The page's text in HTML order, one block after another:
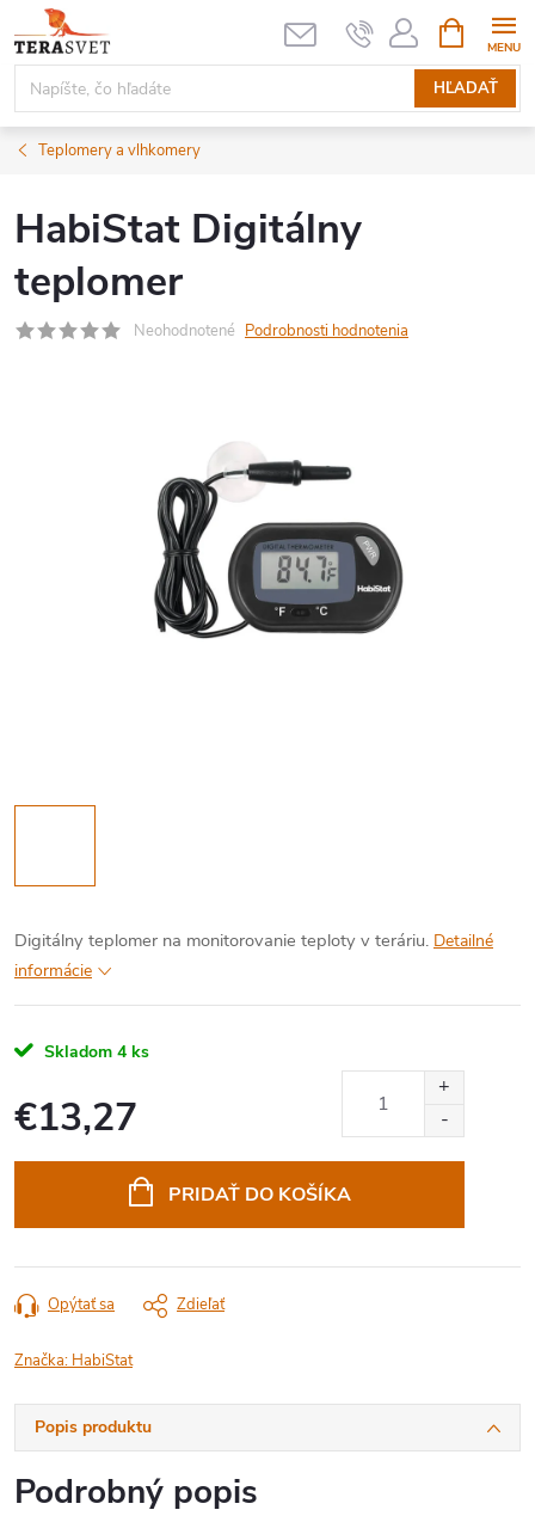
na
obsah
HĽADAŤ
KOŠÍK
Teplomery a vlhkomery
HabiStat Digitálny
teplomer
Neohodnotené Podrobnosti hodnotenia
Digitálny teplomer na monitorovanie teploty v teráriu. Detailné
informácie
Skladom 4 ks
€13,27
PRIDAŤ DO KOŠÍKA
Opýtať sa Zdieľať
Značka: HabiStat
Popis produktu
Podrobný popis